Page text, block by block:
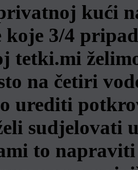
kući
3/4
tetki.mi
na četiri
urediti
to